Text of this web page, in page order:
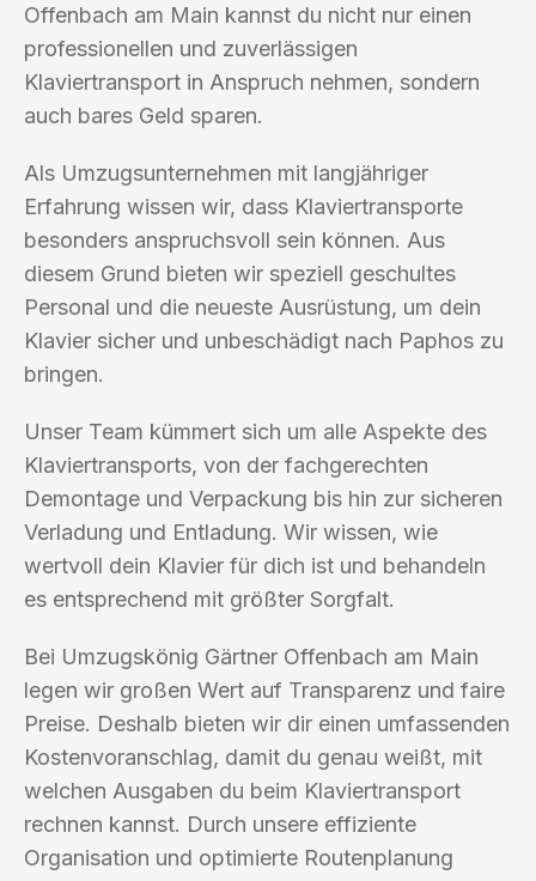
Offenbach am Main kannst du nicht nur einen
professionellen und zuverlässigen
Klaviertransport in Anspruch nehmen, sondern
auch bares Geld sparen.
Als Umzugsunternehmen mit langjähriger
Erfahrung wissen wir, dass Klaviertransporte
besonders anspruchsvoll sein können. Aus
diesem Grund bieten wir speziell geschultes
Personal und die neueste Ausrüstung, um dein
Klavier sicher und unbeschädigt nach Paphos zu
bringen.
Unser Team kümmert sich um alle Aspekte des
Klaviertransports, von der fachgerechten
Demontage und Verpackung bis hin zur sicheren
Verladung und Entladung. Wir wissen, wie
wertvoll dein Klavier für dich ist und behandeln
es entsprechend mit größter Sorgfalt.
Bei Umzugskönig Gärtner Offenbach am Main
legen wir großen Wert auf Transparenz und faire
Preise. Deshalb bieten wir dir einen umfassenden
Kostenvoranschlag, damit du genau weißt, mit
welchen Ausgaben du beim Klaviertransport
rechnen kannst. Durch unsere effiziente
Organisation und optimierte Routenplanung